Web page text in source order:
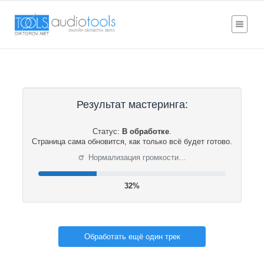
Результат мастеринга:
Статус: В обработке.
Страница сама обновится, как только всё будет готово.
⟳ Нормализация громкости…
32%
Обработать ещё один трек